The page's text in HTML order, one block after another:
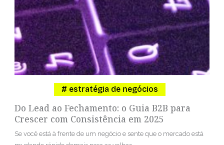
Do Lead ao Fechamento: o Guia B2B para
Crescer com Consistência em 2025
estratégia de negócios
Se você está à frente de um negócio e sente que o mercado está